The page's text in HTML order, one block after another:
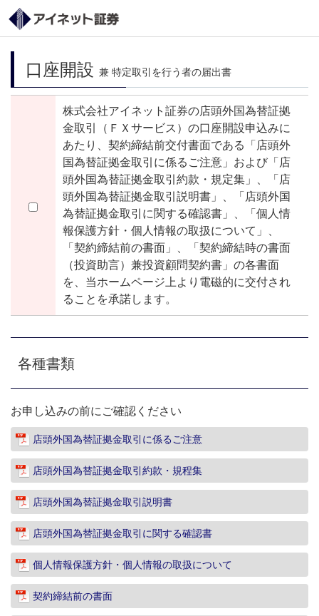
口座開設 兼 特定取引を行う者の届出書
株式会社アイネット証券の店頭外国為替証拠
金取引（ＦＸサービス）の口座開設申込みに
あたり、契約締結前交付書面である「店頭外
国為替証拠金取引に係るご注意」および「店
頭外国為替証拠金取引約款・規定集」、「店
頭外国為替証拠金取引説明書」、「店頭外国
為替証拠金取引に関する確認書」、「個人情
報保護方針・個人情報の取扱について」、
「契約締結前の書面」、「契約締結時の書面
（投資助言）兼投資顧問契約書」の各書面
を、当ホームページ上より電磁的に交付され
ることを承諾します。
各種書類
お申し込みの前にご確認ください
店頭外国為替証拠金取引に係るご注意
店頭外国為替証拠金取引約款・規程集
店頭外国為替証拠金取引説明書
店頭外国為替証拠金取引に関する確認書
個人情報保護方針・個人情報の取扱について
契約締結前の書面